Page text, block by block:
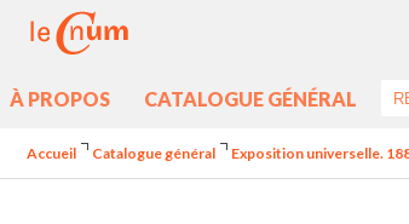
À PROPOS CATALOGUE GÉNÉRAL
Accueil Catalogue général Exposition universelle.